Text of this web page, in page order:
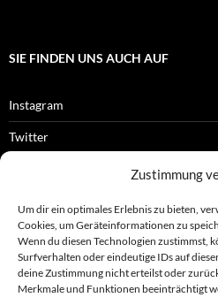
Zustimmung
Um dir ein optimales Erlebnis zu bieten,
Cookies, um Geräteinformationen zu
Wenn du diesen Technologien zustimmst,
Surfverhalten oder eindeutige IDs auf
deine Zustimmung nicht erteilst oder
Merkmale und Funktionen beeinträchtigt
SIE FINDEN UNS AUCH AUF
Instagram
Twitter
OFFIZIELLES